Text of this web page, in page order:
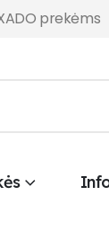
prekėms